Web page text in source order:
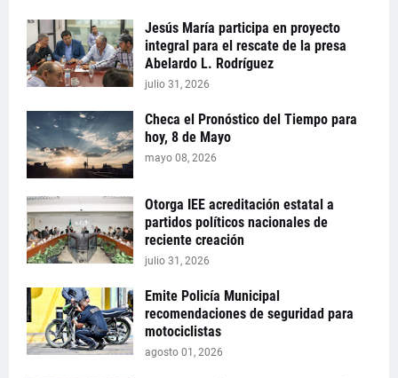
Jesús María participa en proyecto
integral para el rescate de la presa
Abelardo L. Rodríguez
julio 31, 2026
Checa el Pronóstico del Tiempo para
hoy, 8 de Mayo
mayo 08, 2026
Otorga IEE acreditación estatal a
partidos políticos nacionales de
reciente creación
julio 31, 2026
Emite Policía Municipal
recomendaciones de seguridad para
motociclistas
agosto 01, 2026